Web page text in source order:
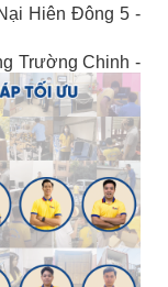
Hiên Đông 5 -
Trường Chinh -